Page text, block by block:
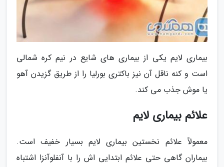
بیماری لایم یکی از بیماری های شایع در نیم کره شمالی
است و کنه ناقل آن نیز باکتری بورلیا را از طریق گزیدن آهو
یا موش جذب می کند.
علائم بیماری لایم
معمولاً علائم نخستین بیماری لایم بسیار خفیف است.
بیماران گاهی حتی علائم ابتدایی اش را با آنفلوآنزا اشتباه